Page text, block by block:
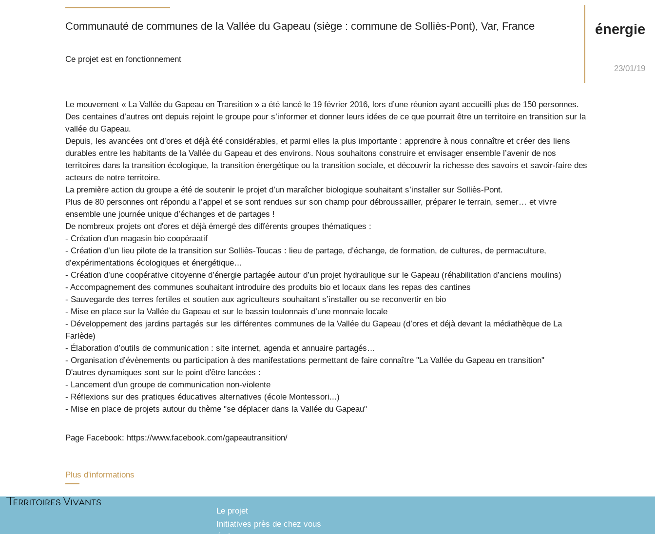
23/01/19
énergie
Communauté de communes de la Vallée du Gapeau (siège : commune de Solliès-Pont), Var, France
Ce projet est en fonctionnement
Le mouvement « La Vallée du Gapeau en Transition » a été lancé le 19 février 2016, lors d’une réunion ayant accueilli plus de 150 personnes.
Des centaines d’autres ont depuis rejoint le groupe pour s’informer et donner leurs idées de ce que pourrait être un territoire en transition sur la
vallée du Gapeau.
Depuis, les avancées ont d’ores et déjà été considérables, et parmi elles la plus importante : apprendre à nous connaître et créer des liens
durables entre les habitants de la Vallée du Gapeau et des environs. Nous souhaitons construire et envisager ensemble l’avenir de nos
territoires dans la transition écologique, la transition énergétique ou la transition sociale, et découvrir la richesse des savoirs et savoir-faire des
acteurs de notre territoire.
La première action du groupe a été de soutenir le projet d’un maraîcher biologique souhaitant s’installer sur Solliès-Pont.
Plus de 80 personnes ont répondu a l’appel et se sont rendues sur son champ pour débroussailler, préparer le terrain, semer… et vivre
ensemble une journée unique d’échanges et de partages !
De nombreux projets ont d'ores et déjà émergé des différents groupes thématiques :
- Création d'un magasin bio coopéraatif
- Création d’un lieu pilote de la transition sur Solliès-Toucas : lieu de partage, d’échange, de formation, de cultures, de permaculture,
d’expérimentations écologiques et énergétique…
- Création d’une coopérative citoyenne d’énergie partagée autour d’un projet hydraulique sur le Gapeau (réhabilitation d’anciens moulins)
- Accompagnement des communes souhaitant introduire des produits bio et locaux dans les repas des cantines
- Sauvegarde des terres fertiles et soutien aux agriculteurs souhaitant s’installer ou se reconvertir en bio
- Mise en place sur la Vallée du Gapeau et sur le bassin toulonnais d’une monnaie locale
- Développement des jardins partagés sur les différentes communes de la Vallée du Gapeau (d’ores et déjà devant la médiathèque de La
Farlède)
- Élaboration d’outils de communication : site internet, agenda et annuaire partagés…
- Organisation d’évènements ou participation à des manifestations permettant de faire connaître "La Vallée du Gapeau en transition"
D'autres dynamiques sont sur le point d'être lancées :
- Lancement d'un groupe de communication non-violente
- Réflexions sur des pratiques éducatives alternatives (école Montessori...)
- Mise en place de projets autour du thème "se déplacer dans la Vallée du Gapeau"
Page Facebook: https://www.facebook.com/gapeautransition/
Plus d'informations
Le projet
Initiatives près de chez vous